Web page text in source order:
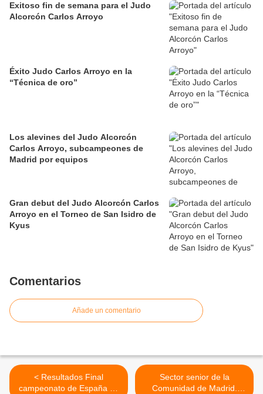
Exitoso fin de semana para el Judo
Alcorcón Carlos Arroyo
Éxito Judo Carlos Arroyo en la
“Técnica de oro”
Los alevines del Judo Alcorcón
Carlos Arroyo, subcampeones de
Madrid por equipos
Gran debut del Judo Alcorcón Carlos
Arroyo en el Torneo de San Isidro de
Kyus
Comentarios
Añade un comentario
< Resultados Final
campeonato de España en
Sector senior de la
Comunidad de Madrid.